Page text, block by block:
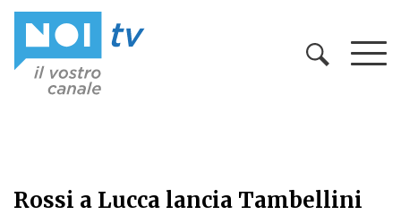
Rossi a Lucca lancia Tambellini